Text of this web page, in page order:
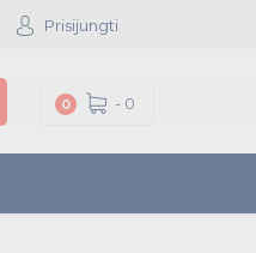
Prisijungti
0 - 0